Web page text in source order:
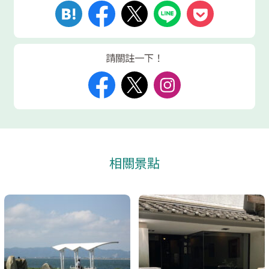
請關註一下！
相關景點